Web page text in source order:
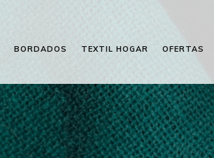
BORDADOS TEXTIL HOGAR OFERTAS